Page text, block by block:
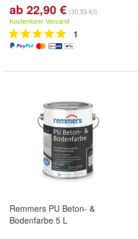
ab 22,90 € (30,53 €/l)
Kostenloser Versand
1
Remmers PU Beton- &
Bodenfarbe 5 L